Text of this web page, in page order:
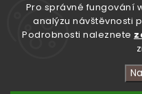
Pro správné fungování
analýzu návštěvnosti
Podrobnosti naleznete
Copyright 2026
Upravit
Vytvořil